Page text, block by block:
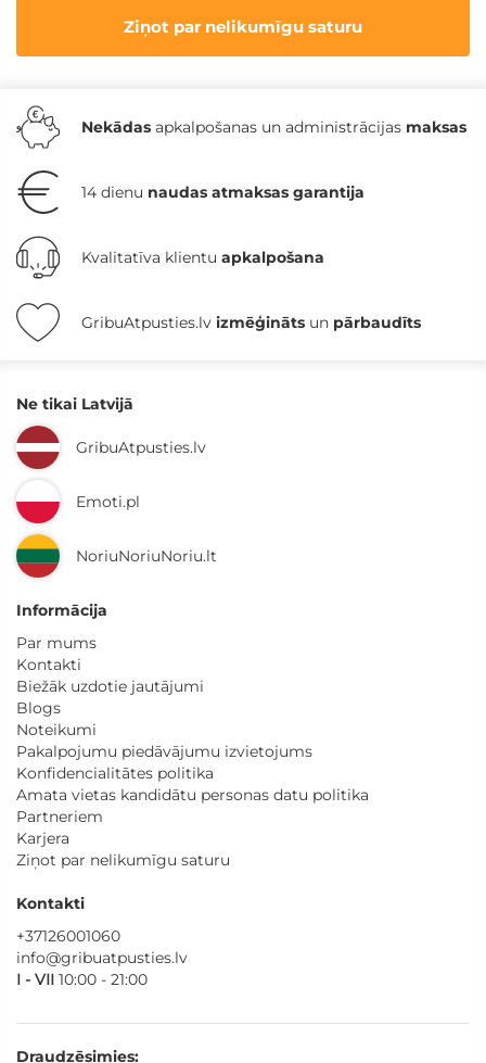
Ziņot par nelikumīgu saturu
Nekādas apkalpošanas un administrācijas maksas
14 dienu naudas atmaksas garantija
Kvalitatīva klientu apkalpošana
GribuAtpusties.lv izmēģināts un pārbaudīts
Ne tikai Latvijā
GribuAtpusties.lv
Emoti.pl
NoriuNoriuNoriu.lt
Informācija
Par mums
Kontakti
Biežāk uzdotie jautājumi
Blogs
Noteikumi
Pakalpojumu piedāvājumu izvietojums
Konfidencialitātes politika
Amata vietas kandidātu personas datu politika
Partneriem
Karjera
Ziņot par nelikumīgu saturu
Kontakti
+37126001060
info@gribuatpusties.lv
I - VII 10:00 - 21:00
Draudzēsimies: